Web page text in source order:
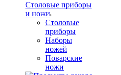
Столовые приборы
и ножи
Столовые
приборы
Наборы
ножей
Поварские
ножи